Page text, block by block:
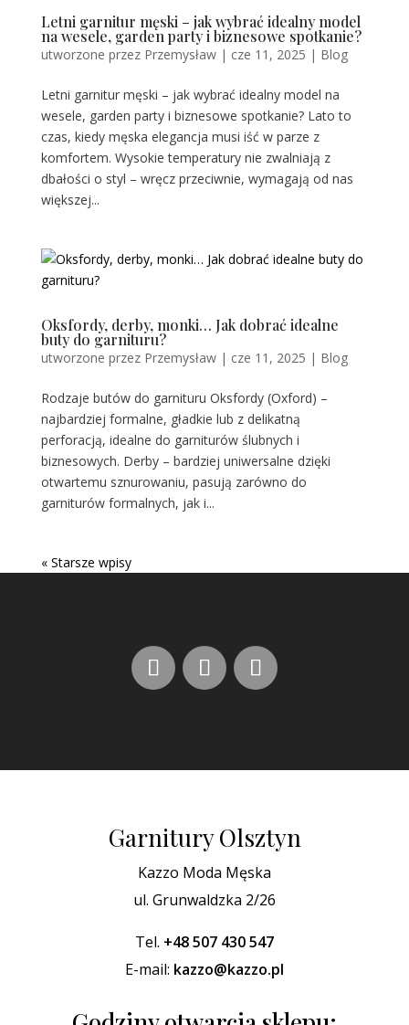
Letni garnitur męski – jak wybrać idealny model
na wesele, garden party i biznesowe spotkanie?
utworzone przez Przemysław| cze 11, 2025 | Blog
Letni garnitur męski – jak wybrać idealny model na
wesele, garden party i biznesowe spotkanie? Lato to
czas, kiedy męska elegancja musi iść w parze z
komfortem. Wysokie temperatury nie zwalniają z
dbałości o styl – wręcz przeciwnie, wymagają od nas
większej...
Oksfordy, derby, monki… Jak dobrać idealne
buty do garnituru?
utworzone przez Przemysław| cze 11, 2025 | Blog
Rodzaje butów do garnituru Oksfordy (Oxford) –
najbardziej formalne, gładkie lub z delikatną
perforacją, idealne do garniturów ślubnych i
biznesowych. Derby – bardziej uniwersalne dzięki
otwartemu sznurowaniu, pasują zarówno do
garniturów formalnych, jak i...
« Starsze wpisy
Garnitury Olsztyn
Kazzo Moda Męska
ul. Grunwaldzka 2/26
Tel. +48 507 430 547
E-mail: kazzo@kazzo.pl